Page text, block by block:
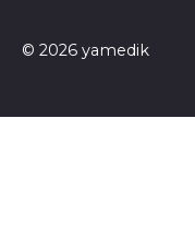
© 2026 yamedik